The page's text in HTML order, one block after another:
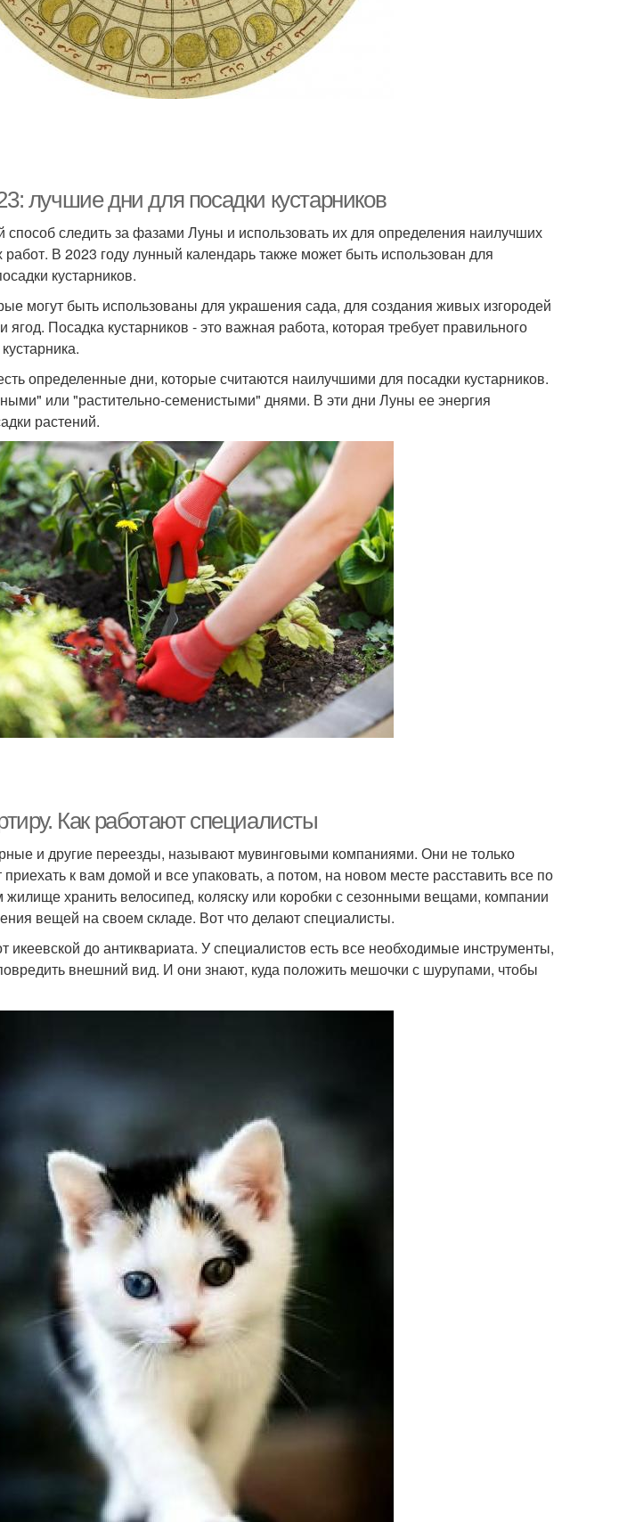
лучшие дни для посадки кустарников
следить за фазами Луны и использовать их для определения наилучших
В 2023 году лунный календарь также может быть использован для
кустарников.
могут быть использованы для украшения сада, для создания живых изгородей
Посадка кустарников - это важная работа, которая требует правильного
определенные дни, которые считаются наилучшими для посадки кустарников.
или "растительно-семенистыми" днями. В эти дни Луны ее энергия
растений.
Как работают специалисты
и другие переезды, называют мувинговыми компаниями. Они не только
к вам домой и все упаковать, а потом, на новом месте расставить все по
хранить велосипед, коляску или коробки с сезонными вещами, компании
вещей на своем складе. Вот что делают специалисты.
икеевской до антиквариата. У специалистов есть все необходимые инструменты,
внешний вид. И они знают, куда положить мешочки с шурупами, чтобы